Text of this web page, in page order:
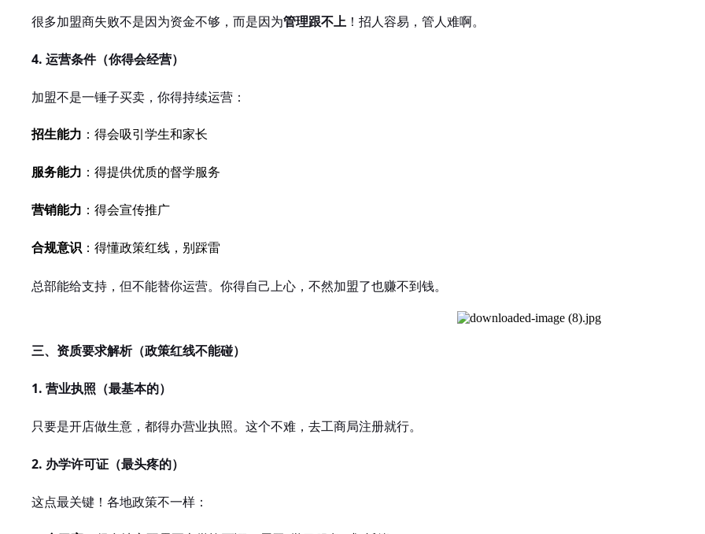
很多加盟商失败不是因为资金不够，而是因为管理跟不上 ！招人容易，管人难啊。
4. 运营条件（你得会经营）
加盟不是一锤子买卖，你得持续运营：
招生能力 ：得会吸引学生和家长
服务能力 ：得提供优质的督学服务
营销能力 ：得会宣传推广
合规意识 ：得懂政策红线，别踩雷
总部能给支持，但不能替你运营。你得自己上心，不然加盟了也赚不到钱。
三、资质要求解析（政策红线不能碰）
1. 营业执照（最基本的）
只要是开店做生意，都得办营业执照。这个不难，去工商局注册就行。
2. 办学许可证（最头疼的）
这点最关键！各地政策不一样：